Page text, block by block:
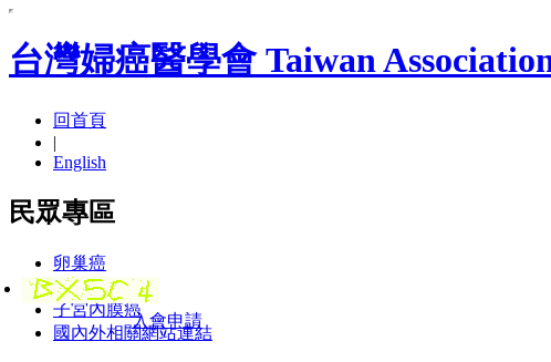
台灣婦癌醫學會 Taiwan
回首頁
|
English
民眾專區
卵巢癌
子宮頸癌
子宮內膜癌
國內外相關網站連結
入會申請